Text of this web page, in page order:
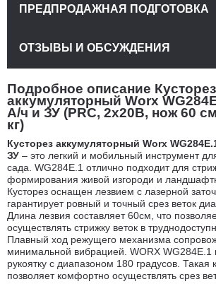
Подробное описание Кусторез
аккумуляторный Worx
А/ч и ЗУ (PRC, 2х20В, нож 60
кг)
Кусторез аккумуляторный Worx
ЗУ – это легкий и мобильный инструмент
сада. WG284E.1 отлично подходит для
формирования живой изгороди и
Кусторез оснащен лезвием с лазерной
гарантирует ровный и точный срез веток
Длина лезвия составляет 60см, что
осуществлять стрижку веток в
Плавный ход режущего механизма
минимальной вибрацией. WORX WG284E.1
рукоятку с диапазоном 180 градусов. Такая
позволяет комфортно осуществлять срез
ПРЕДПРОДАЖНАЯ ПОДГОТОВКА
ОТЗЫВЫ И ОБСУЖДЕНИЯ